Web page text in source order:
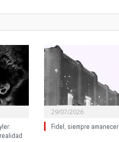
29/07/2026
Fidel, siempre amanecer